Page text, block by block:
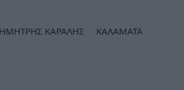
ΚΑΡΑΛΗΣ
ΚΑΛΑΜΑΤΑ